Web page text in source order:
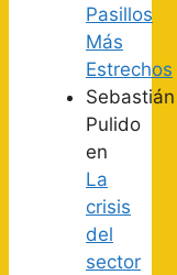
Pasillos
Más
Estrechos
Sebastián
Pulido
en
La
crisis
del
sector